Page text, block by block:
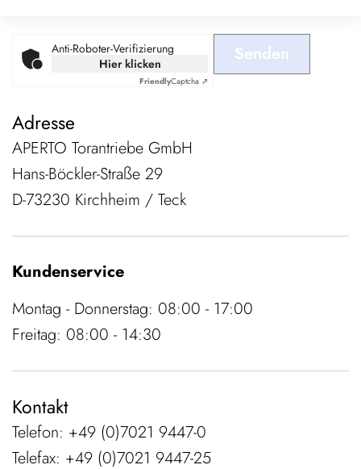
Anti-Roboter-Verifizierung
Hier klicken
FriendlyCaptcha ⇗
Senden
Adresse
APERTO Torantriebe GmbH
Hans-Böckler-Straße 29
D-73230 Kirchheim / Teck
Kundenservice
Montag - Donnerstag: 08:00 - 17:00
Freitag: 08:00 - 14:30
Kontakt
Telefon: +49 (0)7021 9447-0
Telefax: +49 (0)7021 9447-25